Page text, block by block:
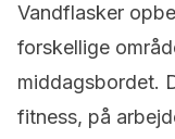
Vandflasker
forskellige
middagsbordet.
fitness, på